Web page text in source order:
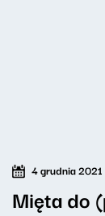
Mięta do
4 grudnia 2021